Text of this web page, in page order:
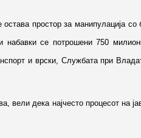
простор за манипулација со
набавки се потрошени 750
и врски, Службата при
вели дека најчесто процесот на